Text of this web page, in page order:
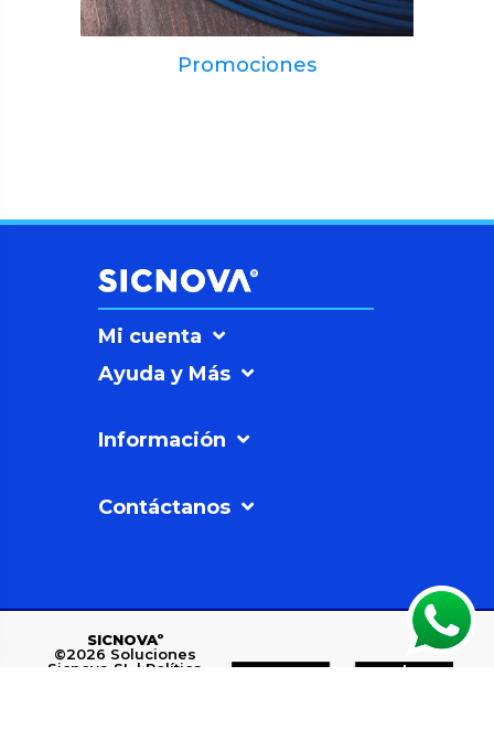
Promociones
Mi cuenta
Ayuda y Más
Información
Contáctanos
SICNOVAº
©2026 Soluciones
Sicnova SL | Política